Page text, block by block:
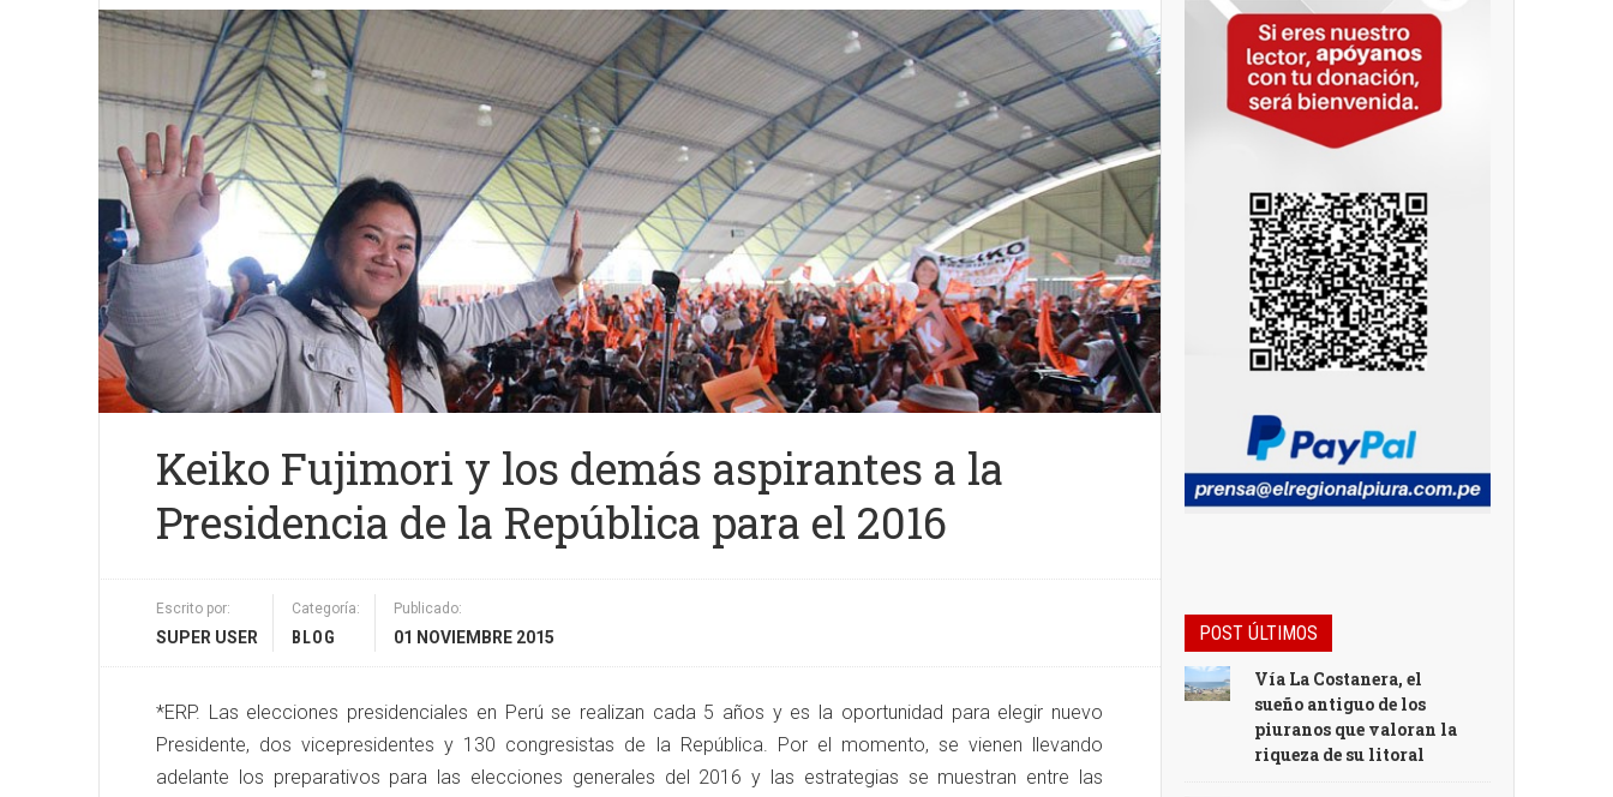
Keiko Fujimori y los demás aspirantes a la
Presidencia de la República para el 2016
Escrito por:
SUPER USER
Categoría:
BLOG
Publicado:
01 NOVIEMBRE 2015
*ERP. Las elecciones presidenciales en Perú se realizan cada 5 años y es la oportunidad para elegir nuevo
Presidente, dos vicepresidentes y 130 congresistas de la República. Por el momento, se vienen llevando
adelante los preparativos para las elecciones generales del 2016 y las estrategias se muestran entre las
POST ÚLTIMOS
Vía La Costanera, el
sueño antiguo de los
piuranos que valoran la
riqueza de su litoral